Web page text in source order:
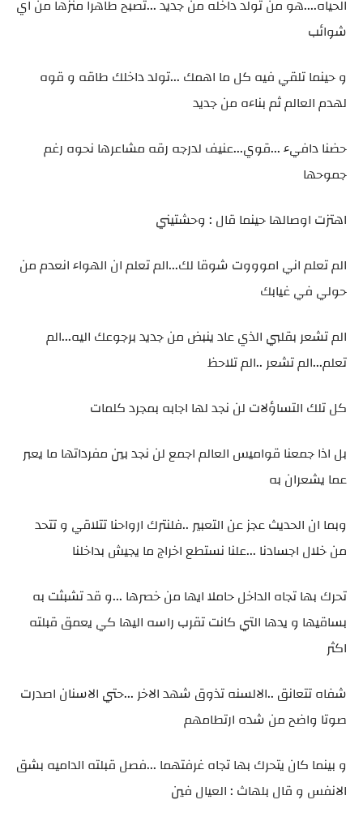
الحياه....هو من تولد داخله من جديد ...تصبح طاهرا منزها من اي
شوائب
و حينما تلقي فيه كل ما اهمك ...تولد داخلك طاقه و قوه
لهدم العالم ثم بناءه من جديد
حضنا دافيء ...قوي...عنيف لدرجه رقه مشاعرها نحوه رغم
جموحها
اهتزت اوصالها حينما قال : وحشتيني
الم تعلم اني اموووت شوقا لك...الم تعلم ان الهواء انعدم من
حولي في غيابك
الم تشعر بقلبي الذي عاد ينبض من جديد برجوعك اليه...الم
تعلم...الم تشعر ..الم تلاحظ
كل تلك التساؤلات لن نجد لها اجابه بمجرد كلمات
بل اذا جمعنا قواميس العالم اجمع لن نجد بين مفرداتها ما يعبر
عما يشعران به
وبما ان الحديث عجز عن التعبير ..فلنترك ارواحنا تتلاقي و تتحد
من خلال اجسادنا ...علنا نستطع اخراج ما يجيش بداخلنا
تحرك بها تجاه الداخل حاملا ايها من خصرها ...و قد تشبثت به
بساقيها و يدها التي كانت تقرب راسه اليها كي يعمق قبلته
اكثر
شفاه تتعانق ..الالسنه تذوق شهد الاخر ...حتي الاسنان اصدرت
صوتا واضح من شده ارتطامهم
و بينما كان يتحرك بها تجاه غرفتهما ...فصل قبلته الداميه بشق
الانفس و قال بلهاث : العيال فين